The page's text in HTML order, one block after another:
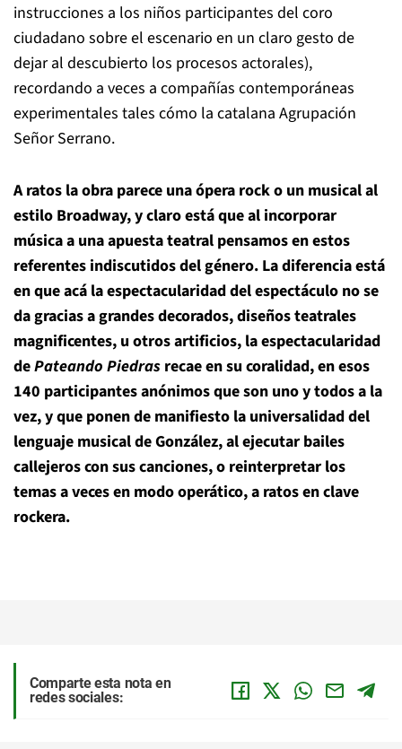
instrucciones a los niños participantes del coro
ciudadano sobre el escenario en un claro gesto de
dejar al descubierto los procesos actorales),
recordando a veces a compañías contemporáneas
experimentales tales cómo la catalana Agrupación
Señor Serrano.
A ratos la obra parece una ópera rock o un musical al
estilo Broadway, y claro está que al incorporar
música a una apuesta teatral pensamos en estos
referentes indiscutidos del género. La diferencia está
en que acá la espectacularidad del espectáculo no se
da gracias a grandes decorados, diseños teatrales
magnificentes, u otros artificios, la espectacularidad
dePateando Piedras recae en su coralidad, en esos
140 participantes anónimos que son uno y todos a la
vez, y que ponen de manifiesto la universalidad del
lenguaje musical de González, al ejecutar bailes
callejeros con sus canciones, o reinterpretar los
temas a veces en modo operático, a ratos en clave
rockera.
Comparte esta nota en
redes sociales: